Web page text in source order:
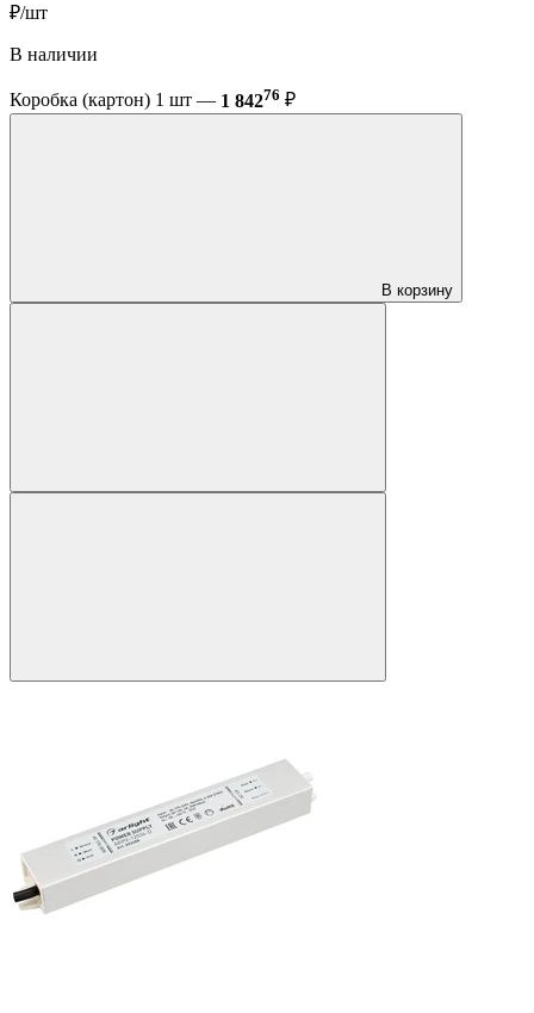
₽/шт
В наличии
Коробка (картон) 1 шт — 1 84276 ₽
В корзину